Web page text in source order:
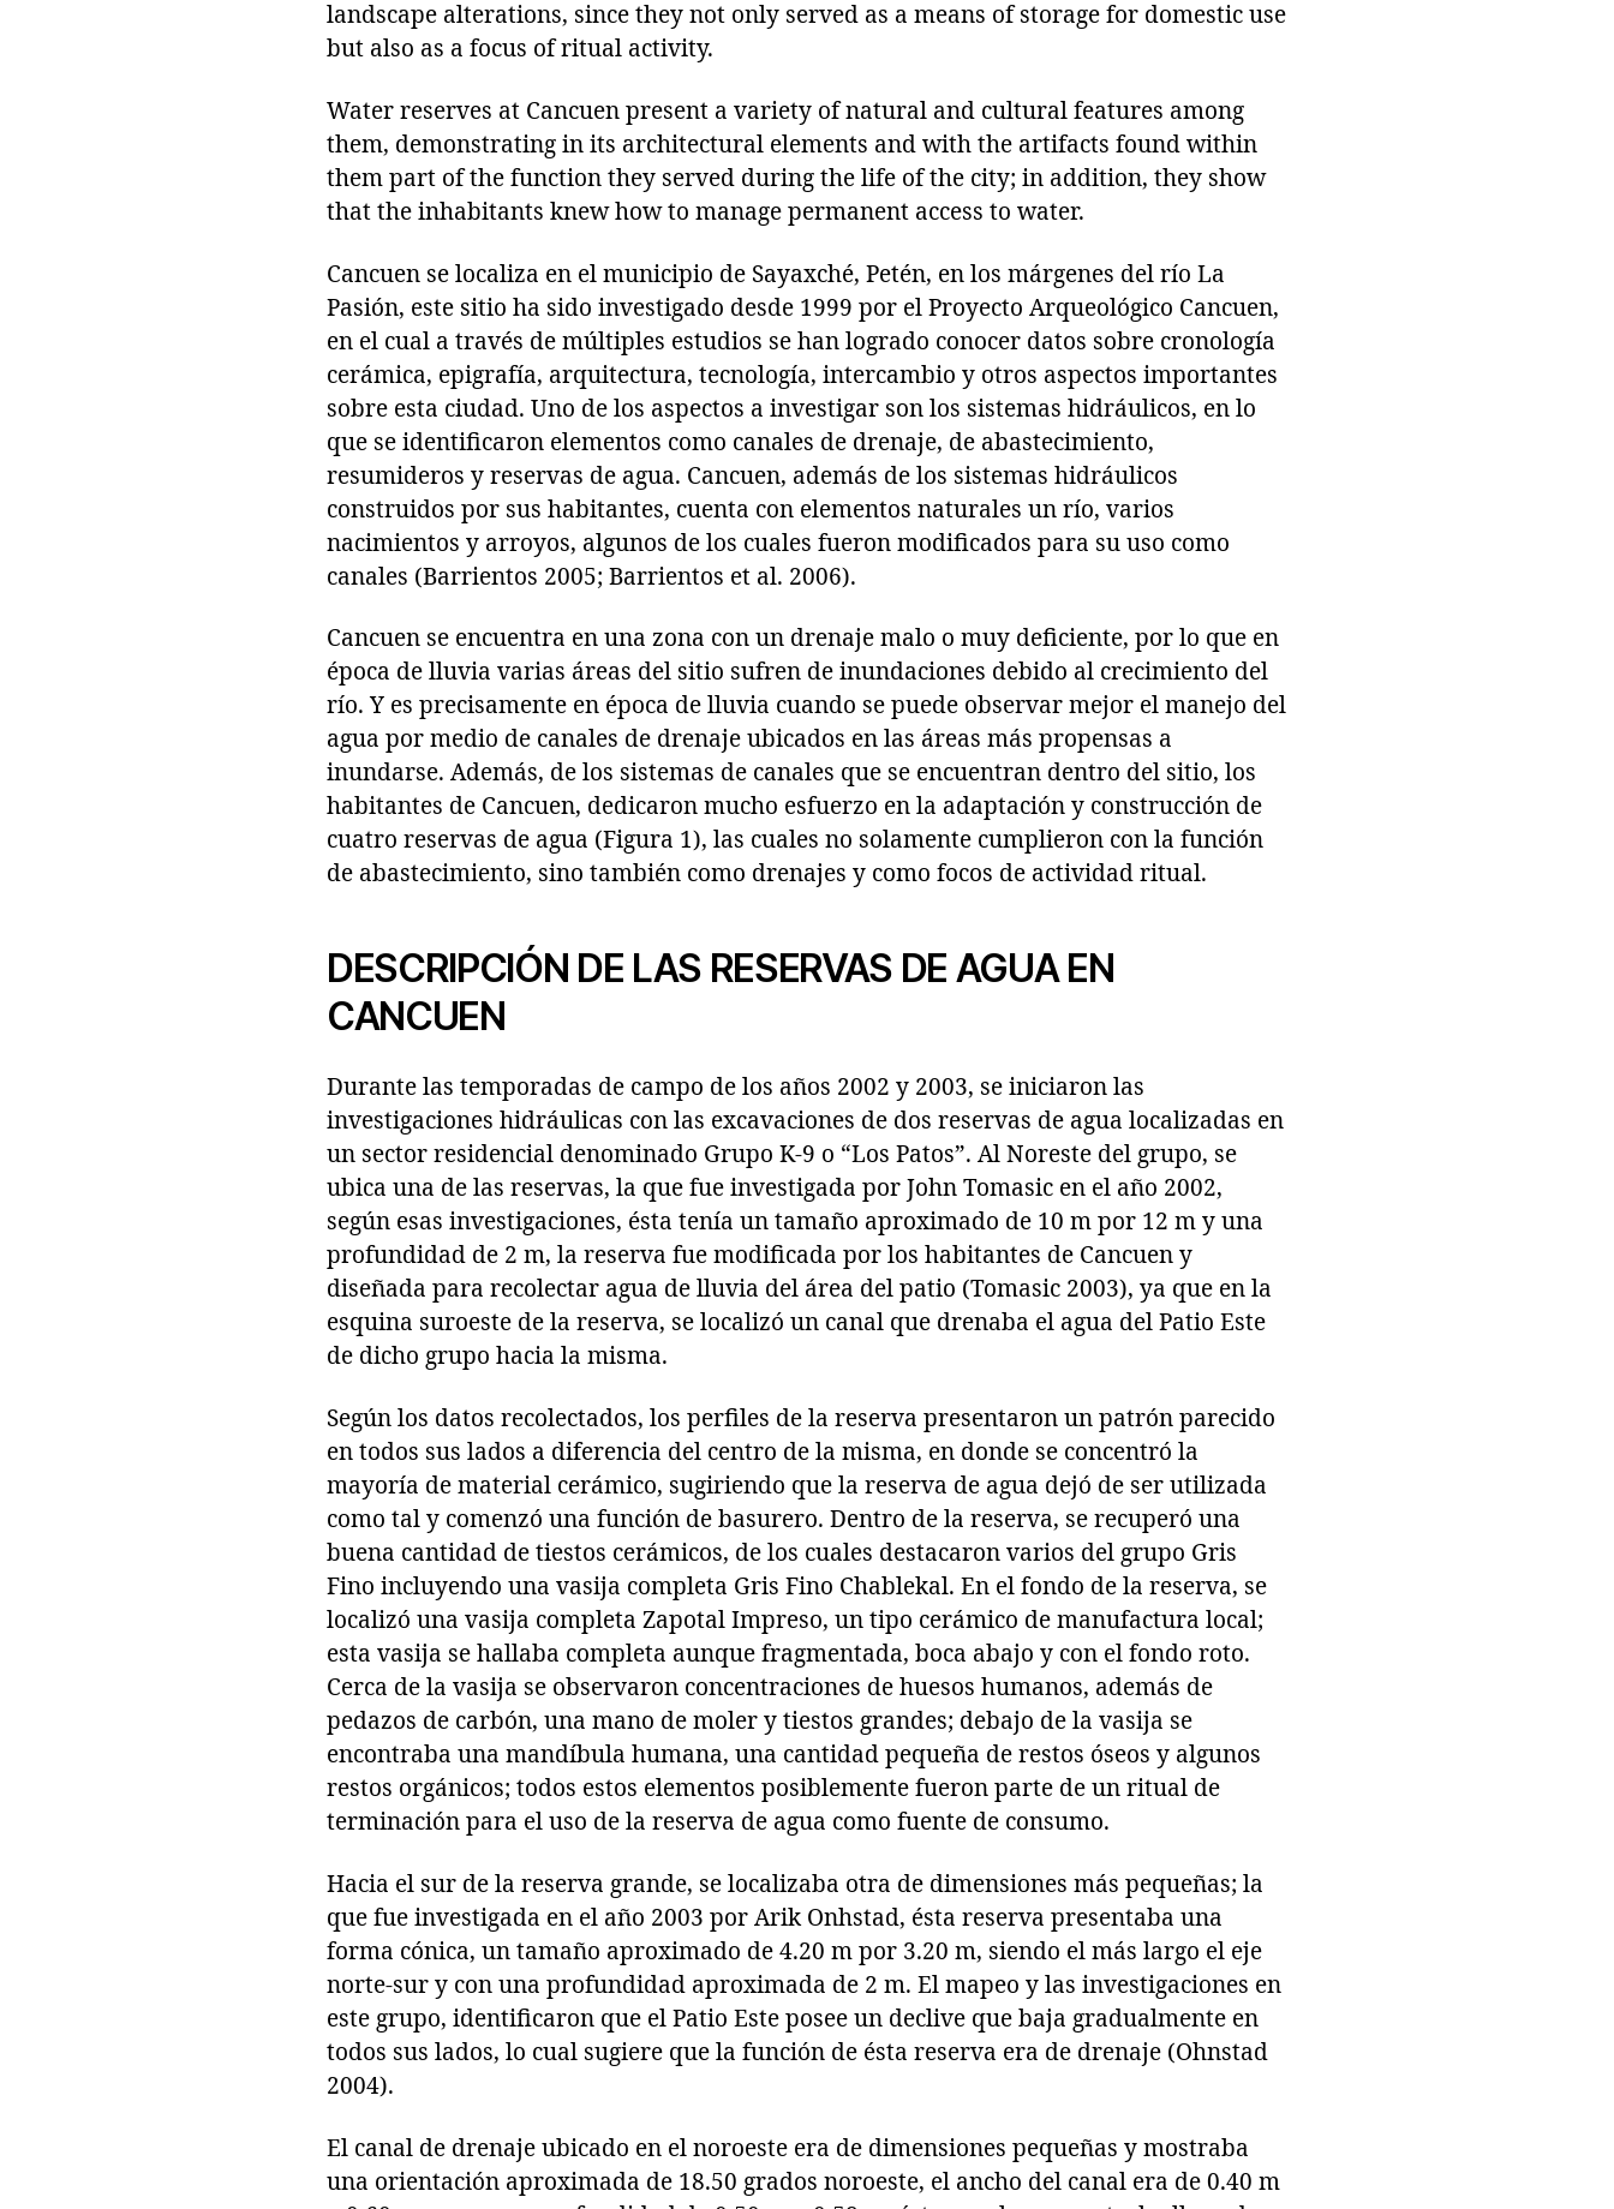
landscape alterations, since they not only served as a means of storage for domestic use
but also as a focus of ritual activity.
Water reserves at Cancuen present a variety of natural and cultural features among
them, demonstrating in its architectural elements and with the artifacts found within
them part of the function they served during the life of the city; in addition, they show
that the inhabitants knew how to manage permanent access to water.
Cancuen se localiza en el municipio de Sayaxché, Petén, en los márgenes del río La
Pasión, este sitio ha sido investigado desde 1999 por el Proyecto Arqueológico Cancuen,
en el cual a través de múltiples estudios se han logrado conocer datos sobre cronología
cerámica, epigrafía, arquitectura, tecnología, intercambio y otros aspectos importantes
sobre esta ciudad. Uno de los aspectos a investigar son los sistemas hidráulicos, en lo
que se identificaron elementos como canales de drenaje, de abastecimiento,
resumideros y reservas de agua. Cancuen, además de los sistemas hidráulicos
construidos por sus habitantes, cuenta con elementos naturales un río, varios
nacimientos y arroyos, algunos de los cuales fueron modificados para su uso como
canales (Barrientos 2005; Barrientos et al. 2006).
Cancuen se encuentra en una zona con un drenaje malo o muy deficiente, por lo que en
época de lluvia varias áreas del sitio sufren de inundaciones debido al crecimiento del
río. Y es precisamente en época de lluvia cuando se puede observar mejor el manejo del
agua por medio de canales de drenaje ubicados en las áreas más propensas a
inundarse. Además, de los sistemas de canales que se encuentran dentro del sitio, los
habitantes de Cancuen, dedicaron mucho esfuerzo en la adaptación y construcción de
cuatro reservas de agua (Figura 1), las cuales no solamente cumplieron con la función
de abastecimiento, sino también como drenajes y como focos de actividad ritual.
DESCRIPCIÓN DE LAS RESERVAS DE AGUA EN
CANCUEN
Durante las temporadas de campo de los años 2002 y 2003, se iniciaron las
investigaciones hidráulicas con las excavaciones de dos reservas de agua localizadas en
un sector residencial denominado Grupo K-9 o “Los Patos”. Al Noreste del grupo, se
ubica una de las reservas, la que fue investigada por John Tomasic en el año 2002,
según esas investigaciones, ésta tenía un tamaño aproximado de 10 m por 12 m y una
profundidad de 2 m, la reserva fue modificada por los habitantes de Cancuen y
diseñada para recolectar agua de lluvia del área del patio (Tomasic 2003), ya que en la
esquina suroeste de la reserva, se localizó un canal que drenaba el agua del Patio Este
de dicho grupo hacia la misma.
Según los datos recolectados, los perfiles de la reserva presentaron un patrón parecido
en todos sus lados a diferencia del centro de la misma, en donde se concentró la
mayoría de material cerámico, sugiriendo que la reserva de agua dejó de ser utilizada
como tal y comenzó una función de basurero. Dentro de la reserva, se recuperó una
buena cantidad de tiestos cerámicos, de los cuales destacaron varios del grupo Gris
Fino incluyendo una vasija completa Gris Fino Chablekal. En el fondo de la reserva, se
localizó una vasija completa Zapotal Impreso, un tipo cerámico de manufactura local;
esta vasija se hallaba completa aunque fragmentada, boca abajo y con el fondo roto.
Cerca de la vasija se observaron concentraciones de huesos humanos, además de
pedazos de carbón, una mano de moler y tiestos grandes; debajo de la vasija se
encontraba una mandíbula humana, una cantidad pequeña de restos óseos y algunos
restos orgánicos; todos estos elementos posiblemente fueron parte de un ritual de
terminación para el uso de la reserva de agua como fuente de consumo.
Hacia el sur de la reserva grande, se localizaba otra de dimensiones más pequeñas; la
que fue investigada en el año 2003 por Arik Onhstad, ésta reserva presentaba una
forma cónica, un tamaño aproximado de 4.20 m por 3.20 m, siendo el más largo el eje
norte-sur y con una profundidad aproximada de 2 m. El mapeo y las investigaciones en
este grupo, identificaron que el Patio Este posee un declive que baja gradualmente en
todos sus lados, lo cual sugiere que la función de ésta reserva era de drenaje (Ohnstad
2004).
El canal de drenaje ubicado en el noroeste era de dimensiones pequeñas y mostraba
una orientación aproximada de 18.50 grados noroeste, el ancho del canal era de 0.40 m